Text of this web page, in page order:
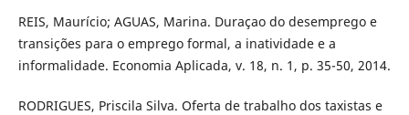
REIS, Maurício; AGUAS, Marina. Duraçao do desemprego e
transições para o emprego formal, a inatividade e a
informalidade. Economia Aplicada, v. 18, n. 1, p. 35-50, 2014.
RODRIGUES, Priscila Silva. Oferta de trabalho dos taxistas e